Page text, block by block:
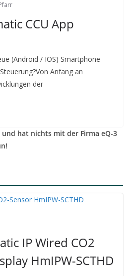
CCU App
(Android / IOS) Smartphone
Anfang an
der
hat nichts mit der Firma eQ-3
IP Wired CO2
HmIPW-SCTHD